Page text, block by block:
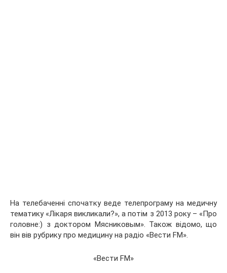
На телебаченні спочатку веде телепрограму на медичну
тематику «Лікаря викликали?», а потім з 2013 року – «Про
головне:) з доктором Мясниковым». Також відомо, що
він вів рубрику про медицину на радіо «Вести FM».
«Вести FM»